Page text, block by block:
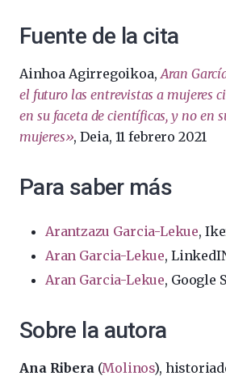
Fuente de la cita
Ainhoa Agirregoikoa,Aran
el futuro las entrevistas a mujeres
en su faceta de científicas, y no en
mujeres», Deia, 11 febrero 2021
Para saber más
Arantzazu Garcia-Lekue,
Aran Garcia-Lekue,
Aran Garcia-Lekue, Google
Sobre la autora
Ana Ribera(Molinos),